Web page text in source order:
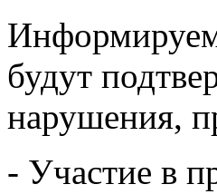
будут
нарушения,
- Участие в